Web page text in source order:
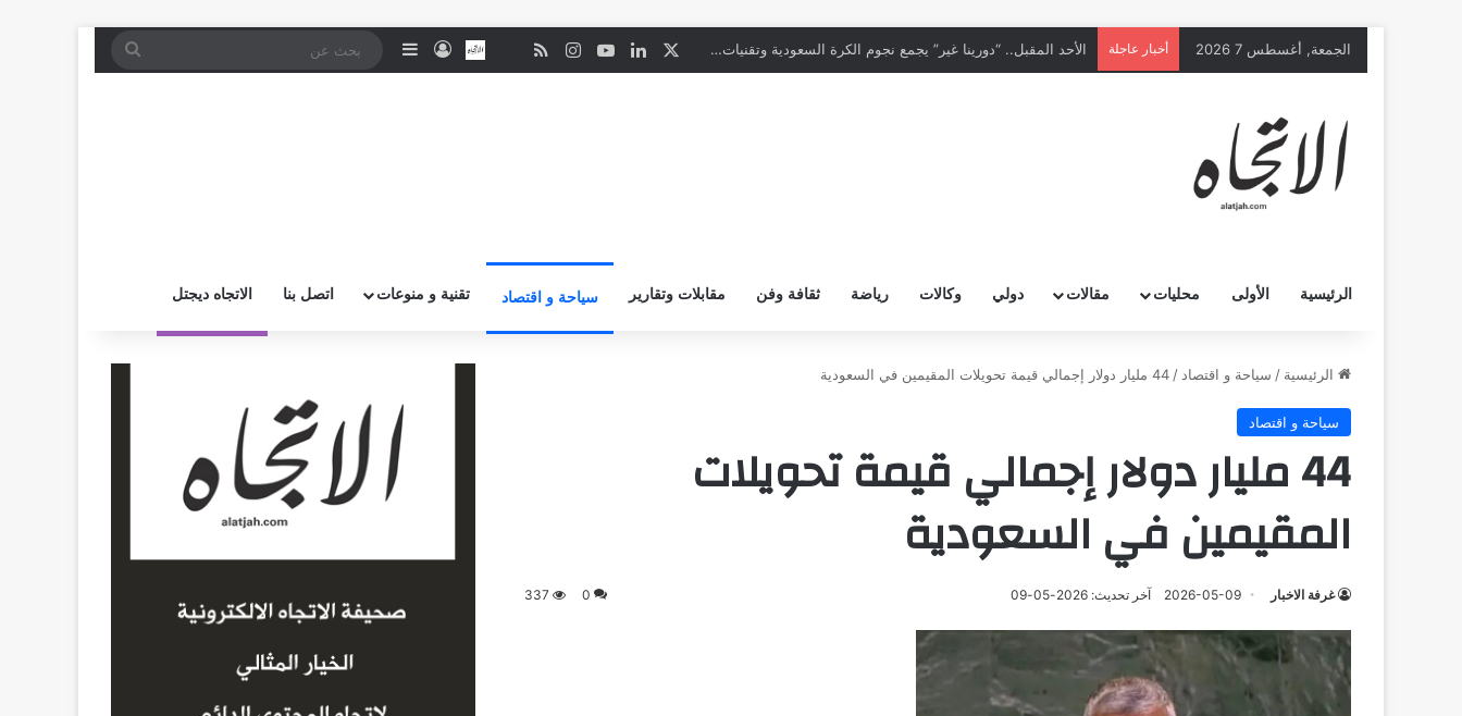
الجمعة, أغسطس 7 2026 أخبار عاجلة الأحد المقبل.. “دورينا غير” يجمع نجوم الكرة السعودية وتقنيات التحليل المتقدم لينكدإن‫YouTube
انستقرامملخص الموقع RSS
نبض اتصل بــنـا
تسجيل الدخول
إضافة عمود جانبي
بحث
الرئيسية الأولى محليات مقالات دولي وكالات رياضة ثقافة وفن مقابلات وتقارير سياحة و اقتصاد تقنية و منوعات اتصل بنا الاتجاه ديجتل
الرئيسية / سياحة و اقتصاد / 44 مليار دولار إجمالي قيمة تحويلات المقيمين في السعودية
سياحة و اقتصاد
44 مليار دولار إجمالي قيمة تحويلات
المقيمين في السعودية
غرفة الاخبار 2026-05-09 آخر تحديث: 2026-05-09 0
337